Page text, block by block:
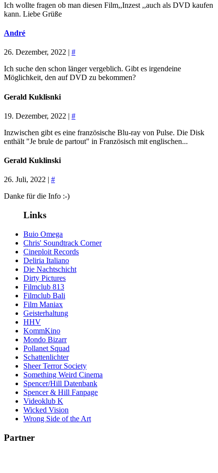
Ich wollte fragen ob man diesen Film,,Inzest ,,auch als DVD kaufen
kann. Liebe Grüße
André
26. Dezember, 2022 | #
Ich suche den schon länger vergeblich. Gibt es irgendeine
Möglichkeit, den auf DVD zu bekommen?
Gerald Kuklisnki
19. Dezember, 2022 | #
Inzwischen gibt es eine französische Blu-ray von Pulse. Die Disk
enthält "Je brule de partout" in Französisch mit englischen...
Gerald Kuklinski
26. Juli, 2022 | #
Danke für die Info :-)
Links
Buio Omega
Chris' Soundtrack Corner
Cineploit Records
Deliria Italiano
Die Nachtschicht
Dirty Pictures
Filmclub 813
Filmclub Bali
Film Maniax
Geisterhaltung
HHV
KommKino
Mondo Bizarr
Pollanet Squad
Schattenlichter
Sheer Terror Society
Something Weird Cinema
Spencer/Hill Datenbank
Spencer & Hill Fanpage
Videoklub K
Wicked Vision
Wrong Side of the Art
Partner